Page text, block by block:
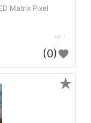
Matrix Pixel
1
(0)
★